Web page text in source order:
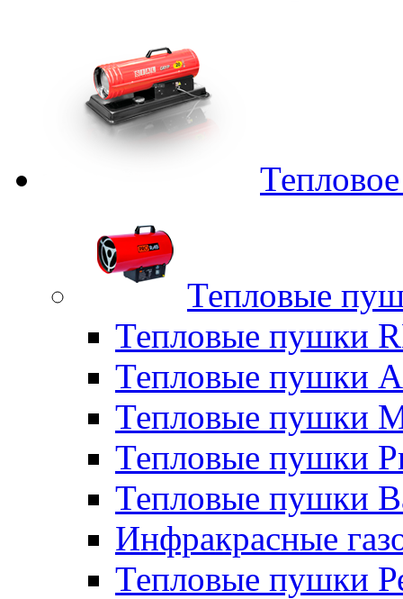
Тепловые
Тепловые пушки
Тепловые пушки
Тепловые пушки
Тепловые пушки
Тепловые пушки
Инфракрасные
Тепловые пушки